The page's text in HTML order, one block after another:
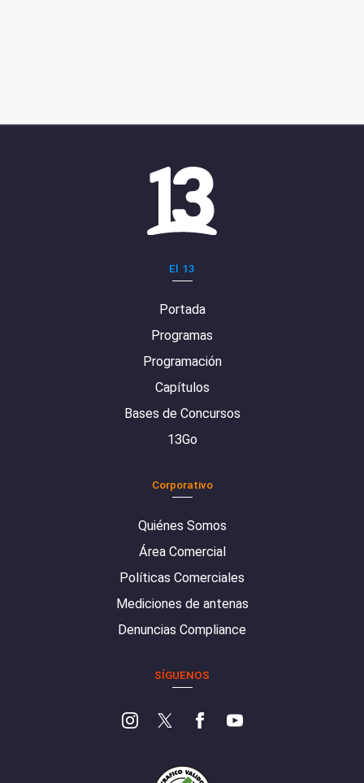
El 13
Portada
Programas
Programación
Capítulos
Bases de Concursos
13Go
Corporativo
Quiénes Somos
Área Comercial
Políticas Comerciales
Mediciones de antenas
Denuncias Compliance
SÍGUENOS